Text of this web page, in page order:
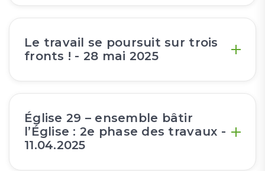
Le travail se poursuit sur trois
fronts ! - 28 mai 2025
Église 29 – ensemble bâtir
l’Église : 2e phase des travaux -
11.04.2025